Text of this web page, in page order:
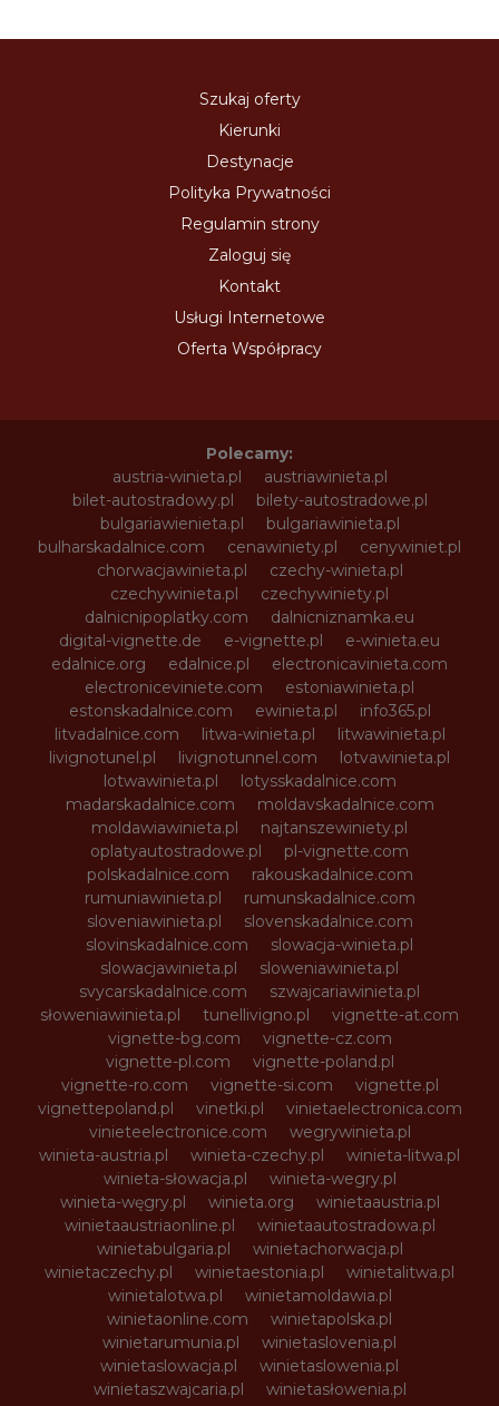
Szukaj oferty
Kierunki
Destynacje
Polityka Prywatności
Regulamin strony
Zaloguj się
Kontakt
Usługi Internetowe
Oferta Współpracy
Polecamy:
austria-winieta.pl
austriawinieta.pl
bilet-autostradowy.pl
bilety-autostradowe.pl
bulgariawienieta.pl
bulgariawinieta.pl
bulharskadalnice.com
cenawiniety.pl
cenywiniet.pl
chorwacjawinieta.pl
czechy-winieta.pl
czechywinieta.pl
czechywiniety.pl
dalnicnipoplatky.com
dalnicniznamka.eu
digital-vignette.de
e-vignette.pl
e-winieta.eu
edalnice.org
edalnice.pl
electronicavinieta.com
electroniceviniete.com
estoniawinieta.pl
estonskadalnice.com
ewinieta.pl
info365.pl
litvadalnice.com
litwa-winieta.pl
litwawinieta.pl
livignotunel.pl
livignotunnel.com
lotvawinieta.pl
lotwawinieta.pl
lotysskadalnice.com
madarskadalnice.com
moldavskadalnice.com
moldawiawinieta.pl
najtanszewiniety.pl
oplatyautostradowe.pl
pl-vignette.com
polskadalnice.com
rakouskadalnice.com
rumuniawinieta.pl
rumunskadalnice.com
sloveniawinieta.pl
slovenskadalnice.com
slovinskadalnice.com
slowacja-winieta.pl
slowacjawinieta.pl
sloweniawinieta.pl
svycarskadalnice.com
szwajcariawinieta.pl
słoweniawinieta.pl
tunellivigno.pl
vignette-at.com
vignette-bg.com
vignette-cz.com
vignette-pl.com
vignette-poland.pl
vignette-ro.com
vignette-si.com
vignette.pl
vignettepoland.pl
vinetki.pl
vinietaelectronica.com
vinieteelectronice.com
wegrywinieta.pl
winieta-austria.pl
winieta-czechy.pl
winieta-litwa.pl
winieta-słowacja.pl
winieta-wegry.pl
winieta-węgry.pl
winieta.org
winietaaustria.pl
winietaaustriaonline.pl
winietaautostradowa.pl
winietabulgaria.pl
winietachorwacja.pl
winietaczechy.pl
winietaestonia.pl
winietalitwa.pl
winietalotwa.pl
winietamoldawia.pl
winietaonline.com
winietapolska.pl
winietarumunia.pl
winietaslovenia.pl
winietaslowacja.pl
winietaslowenia.pl
winietaszwajcaria.pl
winietasłowenia.pl